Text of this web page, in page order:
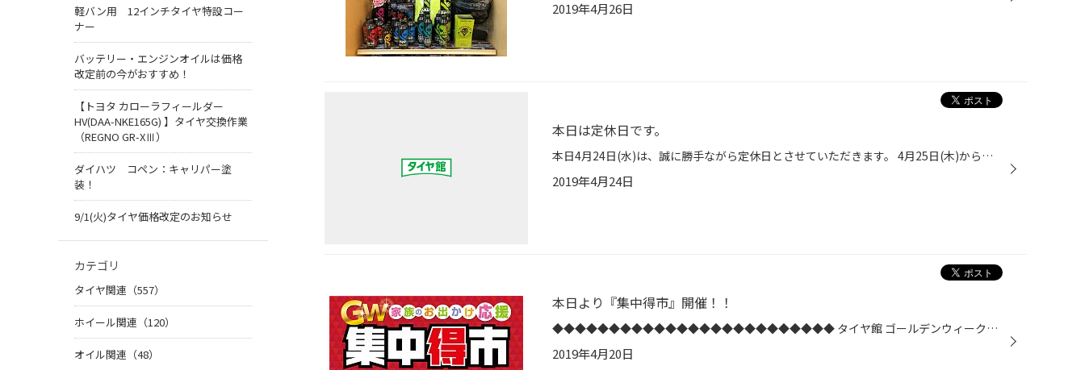
2019年4月26日
本日は定休日です。
本日4月24日(水)は、誠に勝手ながら定休日とさせていただきます。 4月25日(木)からは通常営業となりますので、 皆様のご来店をお待ちしております。
2019年4月24日
本日より『集中得市』開催！！
◆◆◆◆◆◆◆◆◆◆◆◆◆◆◆◆◆◆◆◆◆◆◆◆◆ タイヤ館 ゴールデンウィーク春の『集中得市』 セール期間：4月20日(土)～5月6日(月)◆◆◆◆◆◆◆◆◆◆◆◆◆◆◆◆◆◆◆◆◆◆◆◆◆ もうすぐゴールデンウィーク！今年のゴールデンウィークは１０日間のお休みを取られる方も多く、お車でお出掛けされる場面も多いと思いますので、お...
2019年4月20日
軽バン用 12インチタイヤ特設コー
ナー
バッテリー・エンジンオイルは価格
改定前の今がおすすめ！
【トヨタ カローラフィールダー
HV(DAA-NKE165G) 】タイヤ交換作業
（REGNO GR-XⅢ）
ダイハツ コペン：キャリパー塗
装！
9/1(火)タイヤ価格改定のお知らせ
カテゴリ
タイヤ関連（557）
ホイール関連（120）
オイル関連（48）